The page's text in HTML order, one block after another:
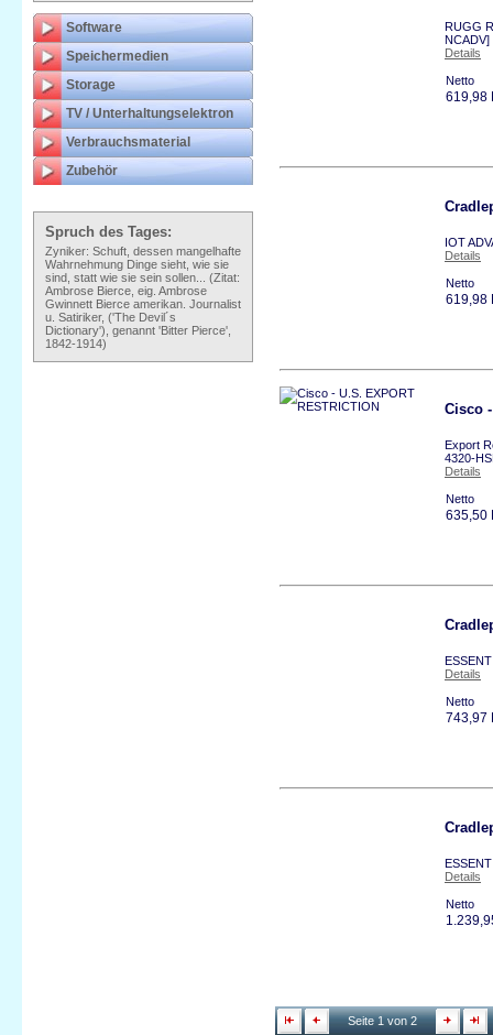
RUGG
NCADV]
Details
Netto
619,98
IOT
Details
Netto
619,98
Cisco
Export
4320-
Details
Netto
635,50
Details
Netto
743,97
Details
Netto
Seite 1 von 2
Software
Speichermedien
Storage
TV / Unterhaltungselektron
Verbrauchsmaterial
Zubehör
Spruch des Tages:
Zyniker: Schuft, dessen mangelhafte
Wahrnehmung Dinge sieht, wie sie
sind, statt wie sie sein sollen... (Zitat:
Ambrose Bierce, eig. Ambrose
Gwinnett Bierce amerikan. Journalist
u. Satiriker, ('The Devil´s
Dictionary'), genannt 'Bitter Pierce',
1842-1914)